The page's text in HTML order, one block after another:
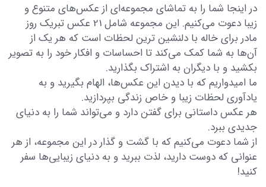
در اینجا شما را به تماشای مجموعه‌ای از عکس‌های متنوع و
زیبا دعوت می‌کنیم. این مجموعه شامل 21 عکس تبریک روز
مادر برای خاله با دلنشین ترین لحظات است که هر یک از
آن‌ها به شما کمک می‌کند تا احساسات و افکار خود را به تصویر
بکشید و با دیگران به اشتراک بگذارید.
ما امیدواریم که با دیدن این عکس‌ها، الهام بگیرید و به
یادآوری لحظات زیبا و خاص زندگی بپردازید.
هر عکس داستانی برای گفتن دارد و می‌تواند شما را به دنیای
جدیدی ببرد.
از شما دعوت می‌کنیم که با گشت و گذار در این مجموعه، از هر
عنوانی که دوست دارید، لذت ببرید و به دنیای زیبایی‌ها سفر
کنید!